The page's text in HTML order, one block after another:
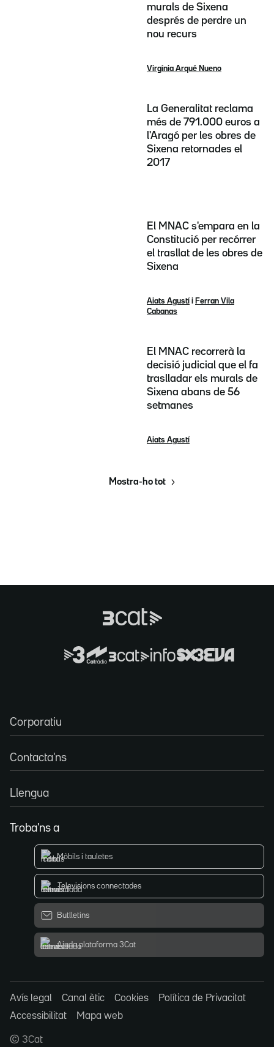
murals de Sixena
després de perdre un
nou recurs
Virgínia Arqué Nueno
La Generalitat reclama
més de 791.000 euros a
l'Aragó per les obres de
Sixena retornades el
2017
El MNAC s'empara en la
Constitució per recórrer
el trasllat de les obres de
Sixena
Aiats Agustí i Ferran Vila
Cabanas
El MNAC recorrerà la
decisió judicial que el fa
traslladar els murals de
Sixena abans de 56
setmanes
Aiats Agustí
Mostra-ho tot
Corporatiu
Contacta'ns
Llengua
Troba'ns a
Mòbils i tauletes
Televisions connectades
Butlletins
Ajuda plataforma 3Cat
Avís legal Canal ètic Cookies
Política de Privacitat
Accessibilitat
Mapa web
© 3Cat